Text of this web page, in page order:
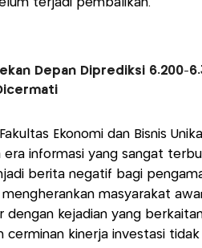
terjadi pembalikan.
Depan Diprediksi 6.200-
Ekonomi dan Bisnis
era informasi yang sangat
berita negatif bagi
masyarakat
dengan kejadian yang
cerminan kinerja investasi